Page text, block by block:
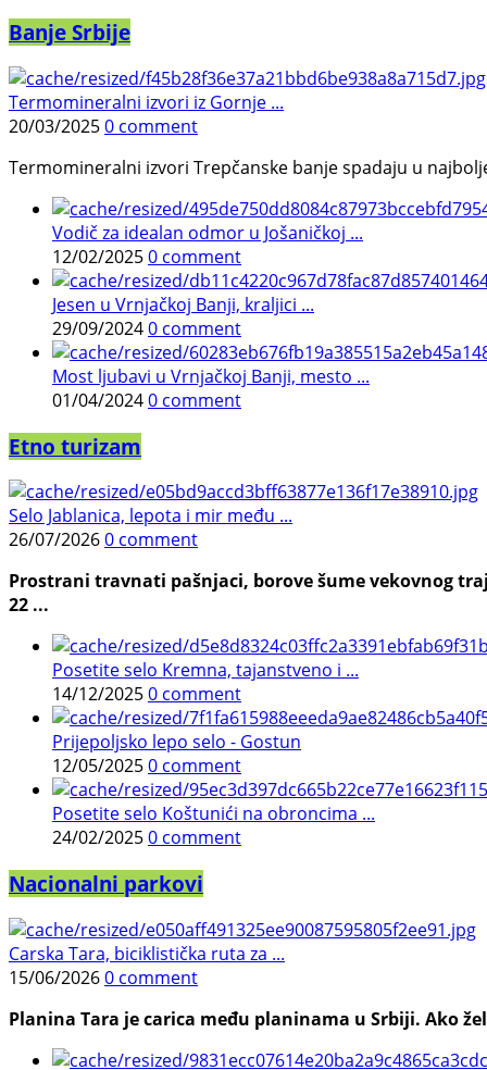
Banje Srbije
Termomineralni izvori iz Gornje ...
20/03/20250 comment
Termomineralni izvori Trepčanske banje spadaju u
Vodič za idealan odmor u Jošaničkoj ...
12/02/20250 comment
Jesen u Vrnjačkoj Banji, kraljici ...
29/09/20240 comment
Most ljubavi u Vrnjačkoj Banji, mesto ...
01/04/20240 comment
Etno turizam
Selo Jablanica, lepota i mir među ...
26/07/20260 comment
Prostrani travnati pašnjaci, borove šume vekovnog
22 ...
Posetite selo Kremna, tajanstveno i ...
14/12/20250 comment
Prijepoljsko lepo selo - Gostun
12/05/20250 comment
Posetite selo Koštunići na obroncima ...
24/02/20250 comment
Nacionalni parkovi
Carska Tara, biciklistička ruta za ...
15/06/20260 comment
Planina Tara je carica među planinama u Srbiji. Ako